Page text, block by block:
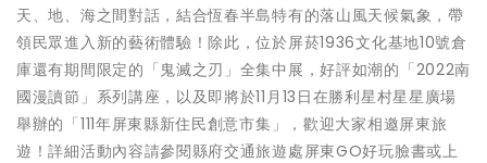
天、地、海之間對話，結合恆春半島特有的落山風天候氣象，帶
領民眾進入新的藝術體驗！除此，位於屏菸1936文化基地10號倉
庫還有期間限定的「鬼滅之刃」全集中展，好評如潮的「2022南
國漫讀節」系列講座，以及即將於11月13日在勝利星村星星廣場
舉辦的「111年屏東縣新住民創意市集」，歡迎大家相邀屏東旅
遊！詳細活動內容請參閱縣府交通旅遊處屏東GO好玩臉書或上